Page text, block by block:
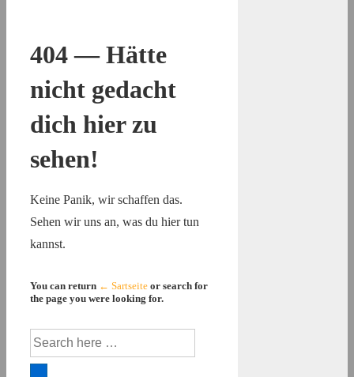
404 — Hätte
nicht gedacht
dich hier zu
sehen!
Keine Panik, wir schaffen das.
Sehen wir uns an, was du hier tun
kannst.
You can return ← Sartseite or search for
the page you were looking for.
Suche
nach: